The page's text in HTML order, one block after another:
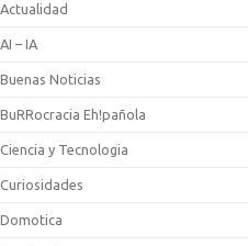
Actualidad
AI – IA
Buenas Noticias
BuRRocracia Eh!pañola
Ciencia y Tecnologia
Curiosidades
Domotica